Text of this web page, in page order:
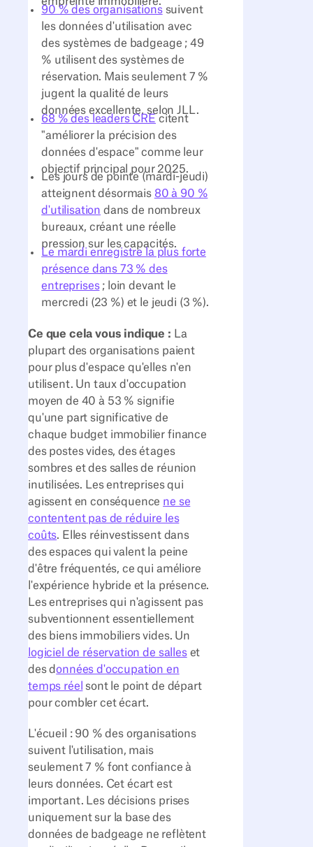
90 % des organisationssuivent
les données d'utilisation avec
des systèmes de badgeage ; 49
% utilisent des systèmes de
réservation. Mais seulement 7 %
jugent la qualité de leurs
données excellente, selon JLL.
68 % des leaders CRE citent
"améliorer la précision des
données d'espace" comme leur
objectif principal pour 2025.
Les jours de pointe (mardi-jeudi)
atteignent désormais 80 à 90 %
d'utilisation dans de nombreux
bureaux, créant une réelle
pression sur les capacités.
Le mardi enregistre la plus forte
présence dans 73 % des
entreprises; loin devant le
mercredi (23 %) et le jeudi (3 %).
Ce que cela vous indique : La
plupart des organisations paient
pour plus d'espace qu'elles n'en
utilisent. Un taux d'occupation
moyen de 40 à 53 % signifie
qu'une part significative de
chaque budget immobilier finance
des postes vides, des étages
sombres et des salles de réunion
inutilisées. Les entreprises qui
agissent en conséquence ne se
contentent pas de réduire les
coûts. Elles réinvestissent dans
des espaces qui valent la peine
d'être fréquentés, ce qui améliore
l'expérience hybride et la présence.
Les entreprises qui n'agissent pas
subventionnent essentiellement
des biens immobiliers vides. Un
logiciel de réservation de salleset
des données d'occupation en
temps réel sont le point de départ
pour combler cet écart.
L'écueil : 90 % des organisations
suivent l'utilisation, mais
seulement 7 % font confiance à
leurs données. Cet écart est
important. Les décisions prises
uniquement sur la base des
données de badgeage ne reflètent